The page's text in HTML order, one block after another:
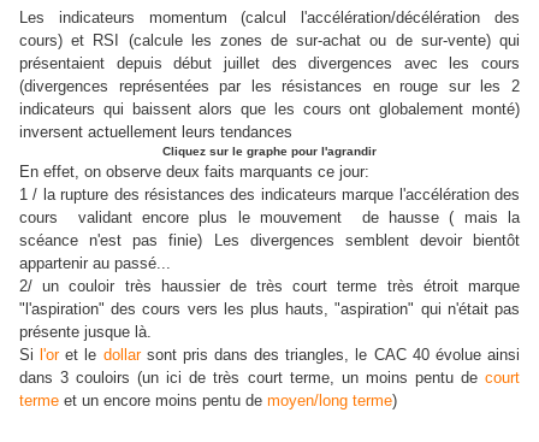
Les indicateurs momentum (calcul l'accélération/décélération des
cours) et RSI (calcule les zones de sur-achat ou de sur-vente) qui
présentaient depuis début juillet des divergences avec les cours
(divergences représentées par les résistances en rouge sur les 2
indicateurs qui baissent alors que les cours ont globalement monté)
inversent actuellement leurs tendances
Cliquez sur le graphe pour l'agrandir
En effet, on observe deux faits marquants ce jour:
1 / la rupture des résistances des indicateurs marque l'accélération des
cours validant encore plus le mouvement de hausse ( mais la
scéance n'est pas finie) Les divergences semblent devoir bientôt
appartenir au passé...
2/ un couloir très haussier de très court terme très étroit marque
"l'aspiration" des cours vers les plus hauts, "aspiration" qui n'était pas
présente jusque là.
Si l'oret le dollarsont pris dans des triangles, le CAC 40 évolue ainsi
dans 3 couloirs (un ici de très court terme, un moins pentu de court
terme et un encore moins pentu de moyen/long terme)